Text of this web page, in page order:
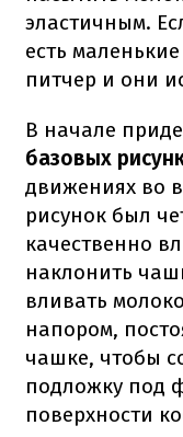
эластичным.
есть
питчер и они
В начале
базовых
движениях во
рисунок был
качественно
наклонить
вливать
напором,
чашке, чтобы
подложку под
поверхности